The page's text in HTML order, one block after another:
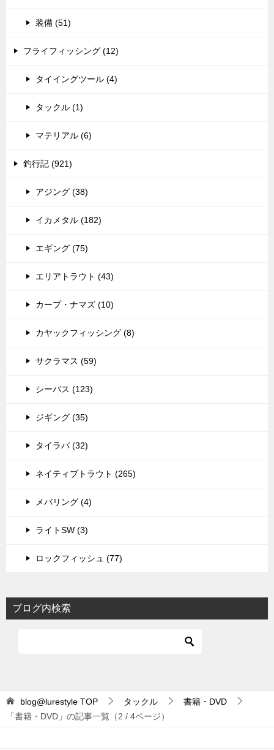
装備 (51)
フライフィッシング (12)
タイイングツール (4)
タックル (1)
マテリアル (6)
釣行記 (921)
アジング (38)
イカメタル (182)
エギング (75)
エリアトラウト (43)
カープ・ナマズ (10)
カヤックフィッシング (8)
サクラマス (59)
シーバス (123)
ジギング (35)
タイラバ (32)
ネイティブトラウト (265)
メバリング (4)
ライトSW (3)
ロックフィッシュ (77)
ブログ内検索
blog@lurestyle TOP タックル
書籍・DVD
「書籍・DVD」の記事一覧（2 / 4ページ）